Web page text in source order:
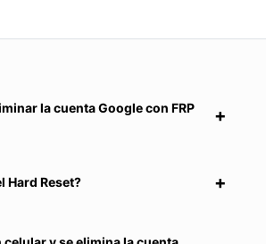
la cuenta Google con FRP
Hard Reset?